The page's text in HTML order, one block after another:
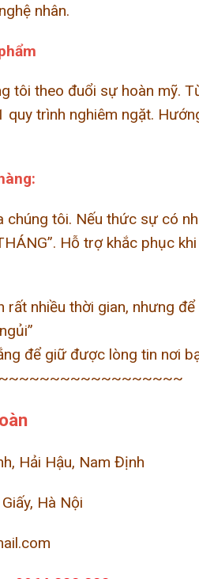
nhân.
tôi theo đuổi sự hoàn mỹ.
quy trình nghiêm ngặt.
chúng tôi. Nếu thức sự có
Hỗ trợ khắc phục
nhiều thời gian, nhưng
để giữ được lòng tin nơi
Hải Hậu, Nam Định
Hà Nội